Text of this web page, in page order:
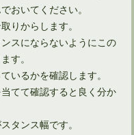
おいてください。
りからします。
スにならないようにこの
す。
るかを確認します。
てて確認すると良く分か
タンス幅です。